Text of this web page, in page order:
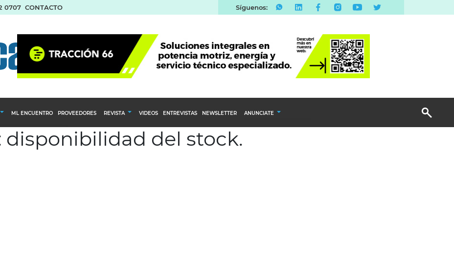
0707 CONTACTO Síguenos:
y compras
ML ENCUENTRO PROVEEDORES REVISTA
Calendario Editorial
Ediciones Anteriores
VIDEOS ENTREVISTAS NEWSLETTER ANUNCIATE
del stock.